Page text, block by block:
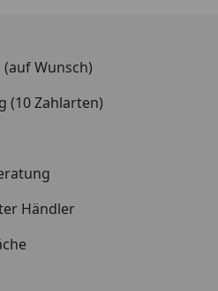
Wunsch)
(10 Zahlarten)
Händler